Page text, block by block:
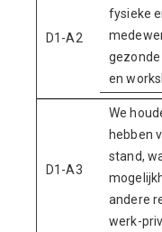
D1-A2
fysieke
en
D1-A3
We
hebben
stand,
andere
werk-